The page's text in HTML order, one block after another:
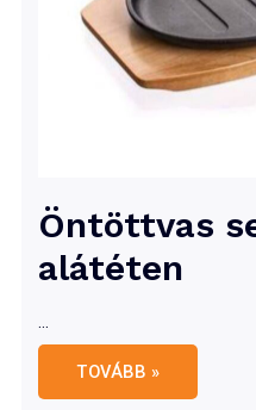
Öntöttvas
alátéten
…
Öntöttvas
serpenyő
fa
TOVÁBB »